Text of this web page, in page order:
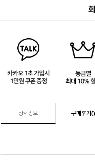
상세정보 구매후기()